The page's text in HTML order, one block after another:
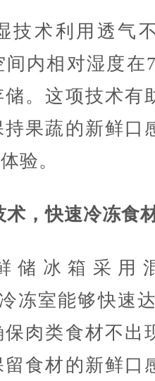
技术利用透气
内相对湿度在
。这项技术有
果蔬的新鲜口
验。
，快速冷冻食
储冰箱采用
冷冻室能够快
肉类食材不出
食材的新鲜口